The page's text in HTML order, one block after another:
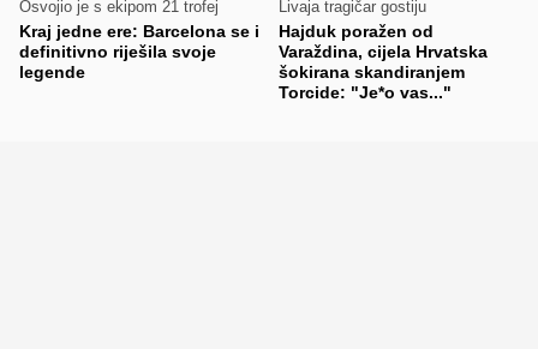
Osvojio je s ekipom 21 trofej
Kraj jedne ere: Barcelona se i
definitivno riješila svoje
legende
Livaja tragičar gostiju
Hajduk poražen od
Varaždina, cijela Hrvatska
šokirana skandiranjem
Torcide: "Je*o vas..."